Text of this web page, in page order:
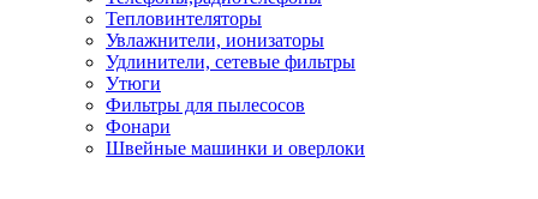
Тепловинтеляторы
Увлажнители, ионизаторы
Удлинители, сетевые фильтры
Утюги
Фильтры для пылесосов
Фонари
Швейные машинки и оверлоки